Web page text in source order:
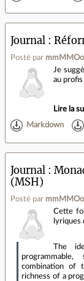
Journal
Posté par
Je
au profis
Lire la
Markdown
Journal
(MSH)
Posté par
Cette
lyriques
The
combination of
richness of a